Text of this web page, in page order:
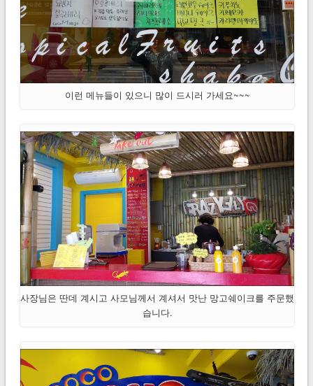
이런 메뉴들이 있으니 많이 드시러 가세요~~~
사장님은 딴데 계시고 사모님께서 계셔서 맛난 망고쉐이크를 주문했
습니다.